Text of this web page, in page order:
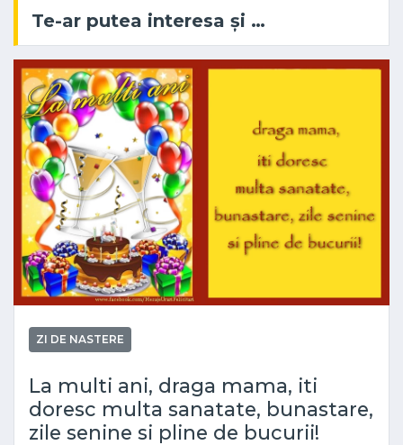
Te-ar putea interesa și …
ZI DE NASTERE
La multi ani, draga mama, iti
doresc multa sanatate, bunastare,
zile senine si pline de bucurii!